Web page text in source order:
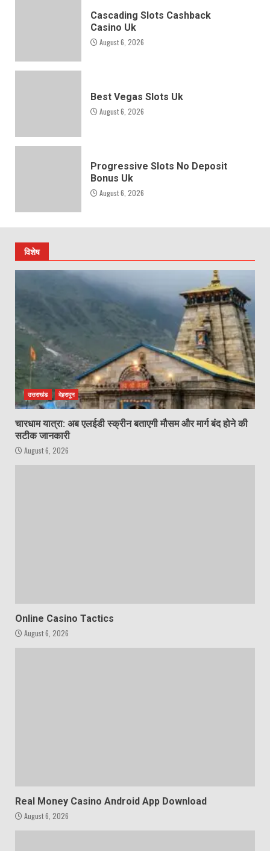
Cascading Slots Cashback
Casino Uk
August 6, 2026
Best Vegas Slots Uk
August 6, 2026
Progressive Slots No Deposit
Bonus Uk
August 6, 2026
विशेष
उत्तराखंड देहरादून
चारधाम यात्रा: अब एलईडी स्क्रीन बताएगी मौसम और मार्ग बंद होने की
सटीक जानकारी
August 6, 2026
Online Casino Tactics
August 6, 2026
Real Money Casino Android App Download
August 6, 2026